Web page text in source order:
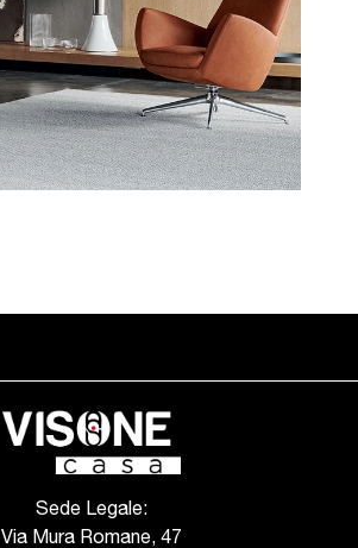
Sede Legale:
Via Mura Romane, 47